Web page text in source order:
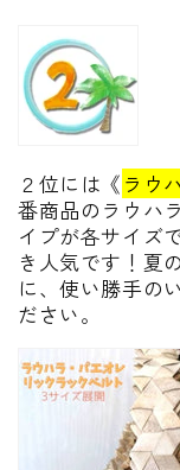
２位には《 ラウ
番商品のラウハ
イプが各サイズ
き人気です！夏
に、使い勝手の
ださい。